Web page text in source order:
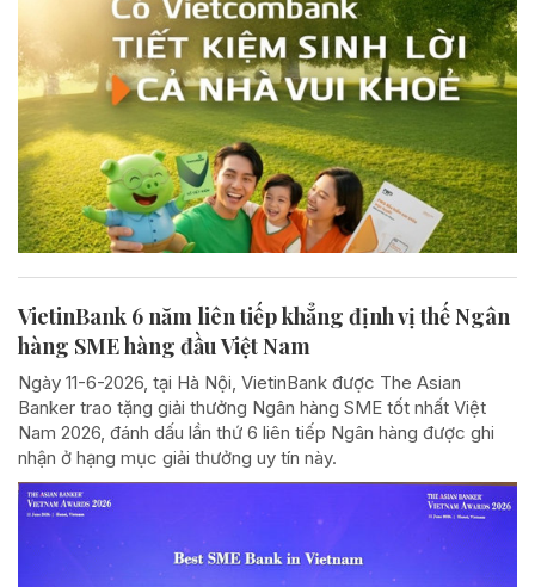
VietinBank 6 năm liên tiếp khẳng định vị thế Ngân
hàng SME hàng đầu Việt Nam
Ngày 11-6-2026, tại Hà Nội, VietinBank được The Asian
Banker trao tặng giải thưởng Ngân hàng SME tốt nhất Việt
Nam 2026, đánh dấu lần thứ 6 liên tiếp Ngân hàng được ghi
nhận ở hạng mục giải thưởng uy tín này.